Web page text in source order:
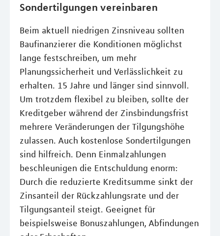
Sondertilgungen vereinbaren
Beim aktuell niedrigen Zinsniveau sollten
Baufinanzierer die Konditionen möglichst
lange festschreiben, um mehr
Planungssicherheit und Verlässlichkeit zu
erhalten. 15 Jahre und länger sind sinnvoll.
Um trotzdem flexibel zu bleiben, sollte der
Kreditgeber während der Zinsbindungsfrist
mehrere Veränderungen der Tilgungshöhe
zulassen. Auch kostenlose Sondertilgungen
sind hilfreich. Denn Einmalzahlungen
beschleunigen die Entschuldung enorm:
Durch die reduzierte Kreditsumme sinkt der
Zinsanteil der Rückzahlungsrate und der
Tilgungsanteil steigt. Geeignet für
beispielsweise Bonuszahlungen, Abfindungen